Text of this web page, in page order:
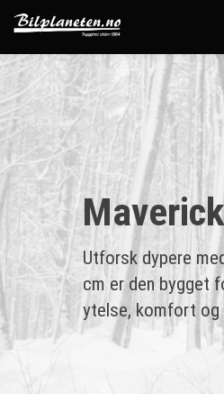
Utforsk dypere
cm er den bygget
ytelse, komfort og